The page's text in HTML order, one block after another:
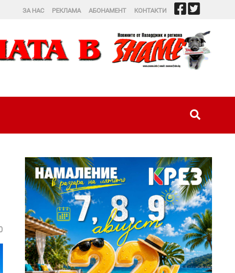
ЗА НАС РЕКЛАМА АБОНАМЕНТ КОНТАКТИ